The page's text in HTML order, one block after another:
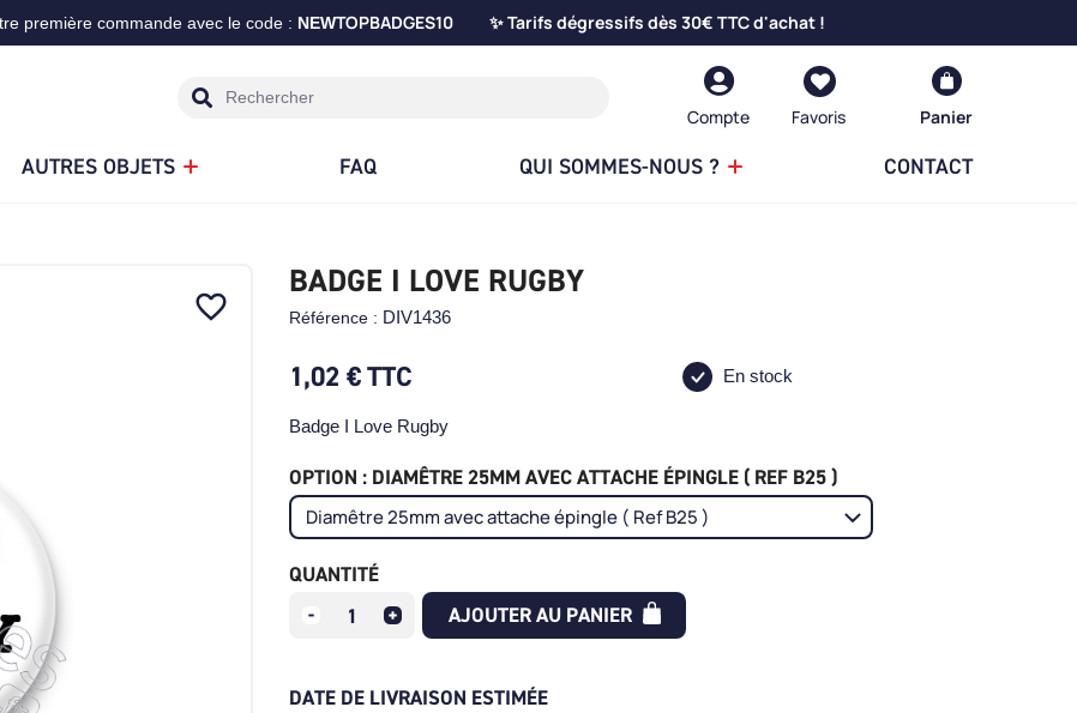
première commande avec le code : NEWTOPBADGES10 ✨ Tarifs dégressifs dès 30€ TTC d'achat !
Compte
AUTRES OBJETS FAQ QUI SOMMES-NOUS ? CONTACT
Panier
favorite_border
BADGE I LOVE RUGBY
Référence : DIV1436
1,02 €TTC En stock
Badge I Love Rugby
OPTION : DIAMÊTRE 25MM AVEC ATTACHE ÉPINGLE ( REF B25 )
QUANTITÉ
AJOUTER AU PANIER
DATE DE LIVRAISON ESTIMÉE